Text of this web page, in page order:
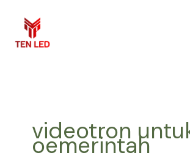
content
videotron
oemerintah